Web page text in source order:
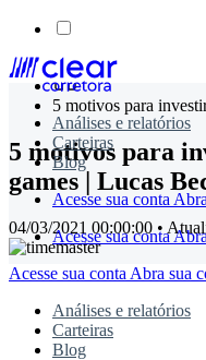
Skip
content
Análises e relatórios
Carteiras
Blog
Acesse sua conta
Acesse sua conta
Acesse sua conta Abra sua
Análises e relatórios
Carteiras
Blog
5 motivos para
5 motivos para
games | Lucas
04/03/2021 00:00:00 •
Compartilhe: